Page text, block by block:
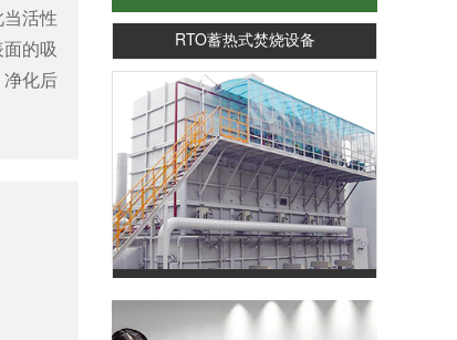
活性
的吸
化后
RTO蓄热式焚烧设备
RCO蓄热式催化燃烧设备